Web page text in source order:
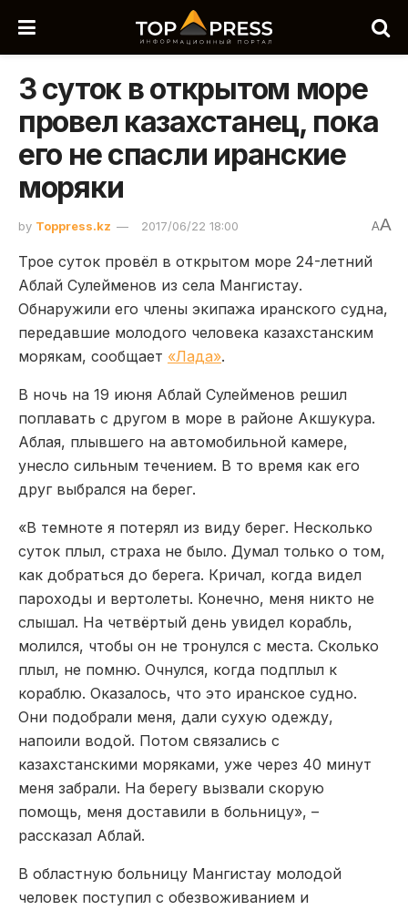
3 суток в открытом море
провел казахстанец, пока
его не спасли иранские
моряки
by Toppress.kz 2017/06/22 18:00 AA
Трое суток провёл в открытом море 24-летний
Аблай Сулейменов из села Мангистау.
Обнаружили его члены экипажа иранского судна,
передавшие молодого человека казахстанским
морякам, сообщает «Лада».
В ночь на 19 июня Аблай Сулейменов решил
поплавать с другом в море в районе Акшукура.
Аблая, плывшего на автомобильной камере,
унесло сильным течением. В то время как его
друг выбрался на берег.
«В темноте я потерял из виду берег. Несколько
суток плыл, страха не было. Думал только о том,
как добраться до берега. Кричал, когда видел
пароходы и вертолеты. Конечно, меня никто не
слышал. На четвёртый день увидел корабль,
молился, чтобы он не тронулся с места. Сколько
плыл, не помню. Очнулся, когда подплыл к
кораблю. Оказалось, что это иранское судно.
Они подобрали меня, дали сухую одежду,
напоили водой. Потом связались с
казахстанскими моряками, уже через 40 минут
меня забрали. На берегу вызвали скорую
помощь, меня доставили в больницу», –
рассказал Аблай.
В областную больницу Мангистау молодой
человек поступил с обезвоживанием и